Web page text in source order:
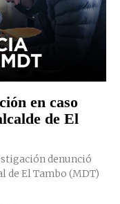
en caso
de El
denunció
El Tambo (MDT)